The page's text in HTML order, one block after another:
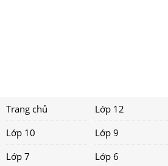
Trang chủ Lớp 12
Lớp 10
Lớp 9
Lớp 7
Lớp 6